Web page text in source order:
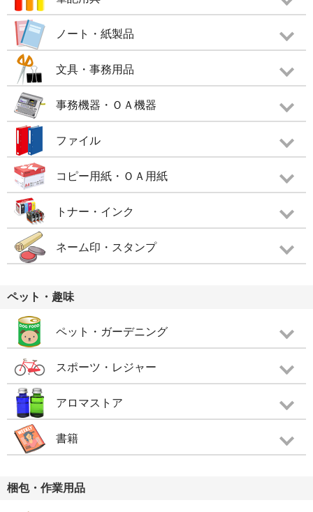
ノート・紙製品
文具・事務用品
事務機器・ＯＡ機器
ファイル
コピー用紙・ＯＡ用紙
トナー・インク
ネーム印・スタンプ
ペット・趣味
ペット・ガーデニング
スポーツ・レジャー
アロマストア
書籍
梱包・作業用品